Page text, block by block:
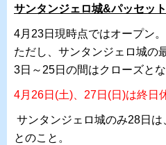
サンタンジェロ城&パッセット
4月23日現時点ではオープン。
ただし、サンタンジェロ城の
3日～25日の間はクローズとな
4月26日(土)、27日(日)は終日
サンタンジェロ城のみ28日
とのこと。